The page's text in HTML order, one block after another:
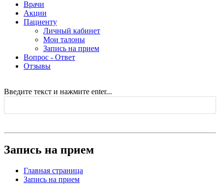
Врачи
Акции
Пациенту
Личный кабинет
Мои талоны
Запись на прием
Вопрос - Ответ
Отзывы
Введите текст и нажмите enter...
Запись на прием
Главная страница
Запись на прием